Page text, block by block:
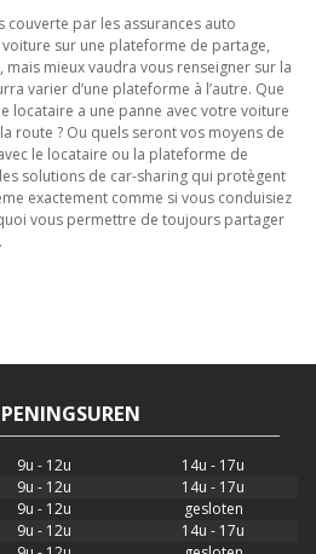
couverte par les assurances auto
sur une plateforme de partage,
mieux vaudra vous renseigner sur la
varier d’une plateforme à l’autre. Que
locataire a une panne avec votre voiture
route ? Ou quels seront vos moyens de
le locataire ou la plateforme de
solutions de car-sharing qui protègent
exactement comme si vous conduisiez
vous permettre de toujours partager
9u - 12u
14u - 17u
9u - 12u
14u - 17u
9u - 12u
gesloten
9u - 12u
14u - 17u